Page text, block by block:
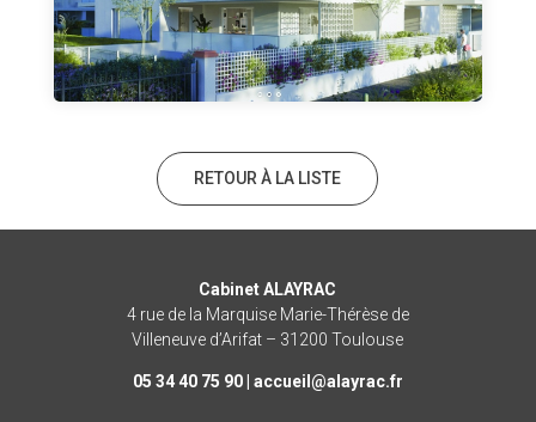
RETOUR À LA LISTE
Cabinet ALAYRAC
4 rue de la Marquise Marie-Thérèse de
Villeneuve d’Arifat – 31200 Toulouse
05 34 40 75 90 | rf.caryala@lieucca